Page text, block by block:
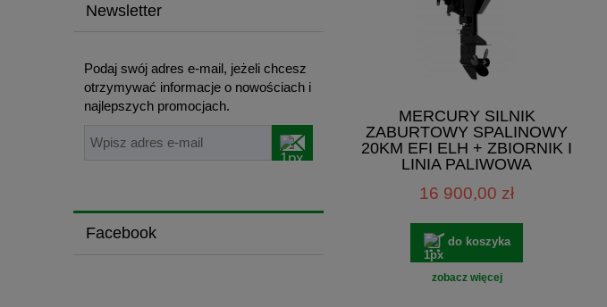
Newsletter
Podaj swój adres e-mail, jeżeli chcesz
otrzymywać informacje o nowościach i
najlepszych promocjach.
Facebook
MERCURY SILNIK
ZABURTOWY SPALINOWY
20KM EFI ELH + ZBIORNIK I
LINIA PALIWOWA
16 900,00 zł
do koszyka
zobacz więcej